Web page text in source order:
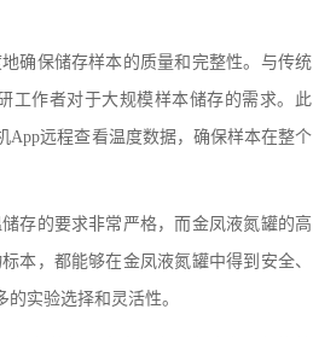
确保储存样本的质量和完整性。与传统
工作者对于大规模样本储存的需求。此
App远程查看温度数据，确保样本在整个
存的要求非常严格，而金凤液氮罐的高
本，都能够在金凤液氮罐中得到安全、
实验选择和灵活性。